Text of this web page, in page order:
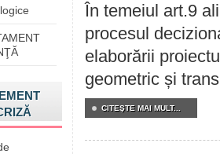
În temeiul art.9
procesul
elaborării
geometric și
CITEŞTE MAI MULT...